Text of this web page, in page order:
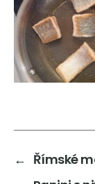
← Římské